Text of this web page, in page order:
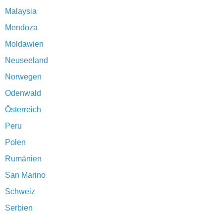
Malaysia
Mendoza
Moldawien
Neuseeland
Norwegen
Odenwald
Österreich
Peru
Polen
Rumänien
San Marino
Schweiz
Serbien